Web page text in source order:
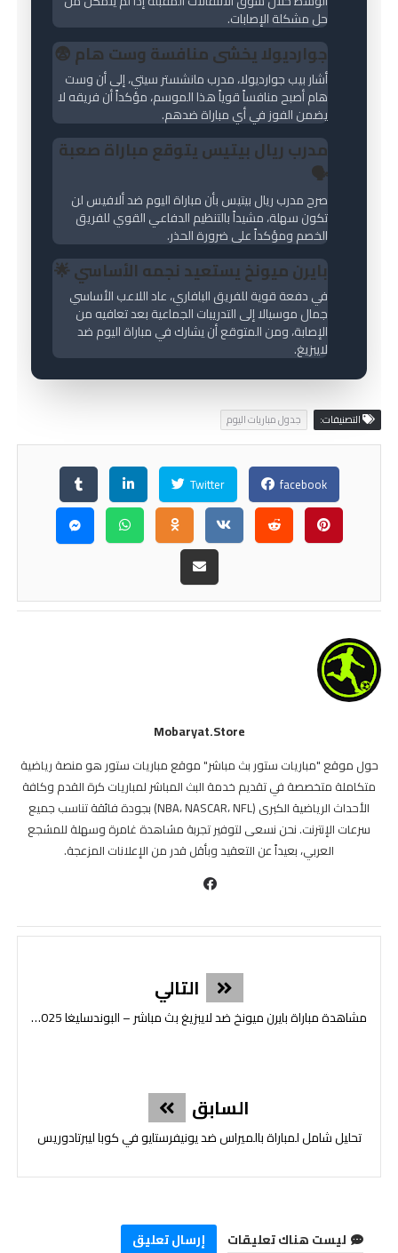
النادي الإفريقي 🆚 الترجي الجرجيسي
6:30 م
الشبيبة الرياضية بالعمران 🆚 النادي البنزرتي
6:30 م
الاتحاد المنستيري 🆚 الأولمبي الباجي
6:30 م
النجم الرياضي بالمتلوي 🆚 النادي
الصفاقسي
6:30
م
بطولة أمم أفريقيا للمحليين
كينيا 🆚 مدغشقر
5:00 م
تنزانيا 🆚 المغرب
8:00 م
تشامبيونشيب البطولة الإنجليزية
ديربي كاونتي 🆚 بريستول سيتي 10:00 م
الدوري الإسباني الدرجة الثانية
إيبار 🆚 غرناطة
كاستيلون 🆚 ريال بلد الوليد
الدوري الإماراتي
بني ياس 🆚 كلباء
5:00 م
الدوري القطري نجوم قطر
الدوري الأردني للمحترفين
سما السرحان 🆚 السلط 7:30 م
كأس السوبر العراقي
الدوري التركي الممتاز
فاتح كاراجومروك 🆚 جوزتيبي
كوبا ليبرتادوريس
إل دي يو كيتو 🆚 بوتافوغو
2 - 0
ريفر بليت 🆚 ليبرتاد
حل مشكلة الإصابات.
جوارديولا يخشى منافسة وست هام 😨
أشار بيب جوارديولا، مدرب مانشستر سيتي، إلى أن وست
هام أصبح منافساً قوياً هذا الموسم، مؤكداً أن فريقه لا
يضمن الفوز في أي مباراة ضدهم.
مدرب ريال بيتيس يتوقع مباراة صعبة
🗣️
صرح مدرب ريال بيتيس بأن مباراة اليوم ضد ألافيس لن
تكون سهلة، مشيداً بالتنظيم الدفاعي القوي للفريق
الخصم ومؤكداً على ضرورة الحذر.
بايرن ميونخ يستعيد نجمه الأساسي 🌟
في دفعة قوية للفريق البافاري، عاد اللاعب الأساسي
جمال موسيالا إلى التدريبات الجماعية بعد تعافيه من
الإصابة، ومن المتوقع أن يشارك في مباراة اليوم ضد
لايبزيغ.
التصنيفات: جدول مباريات اليوم
facebook
Twitter
Mobaryat.store
حول موقع "مباريات ستور بث مباشر" موقع مباريات ستور هو منصة رياضية
متكاملة متخصصة في تقديم خدمة البث المباشر لمباريات كرة القدم وكافة
الأحداث الرياضية الكبرى (NBA، NASCAR، NFL) بجودة فائقة تناسب جميع
سرعات الإنترنت. نحن نسعى لتوفير تجربة مشاهدة غامرة وسهلة للمشجع
العربي، بعيداً عن التعقيد وبأقل قدر من الإعلانات المزعجة.
التالي
مشاهدة مباراة بايرن ميونخ ضد لايبزيغ بث مباشر – البوندسليغا 2025 | النتيجة النهائية 6-0
السابق
تحليل شامل لمباراة بالميراس ضد يونيفرستايو في كوبا ليبرتادوريس
ليست هناك تعليقات إرسال تعليق